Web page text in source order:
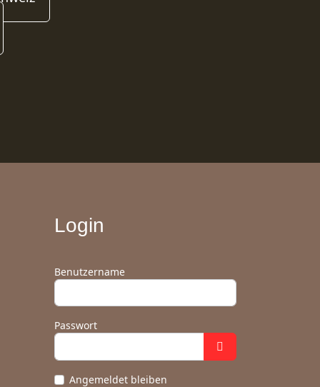
Login
Benutzername
Passwort
Angemeldet bleiben